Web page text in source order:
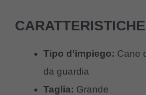
CARATTERISTICHE
Tipo d’impiego: Cane
da guardia
Taglia: Grande